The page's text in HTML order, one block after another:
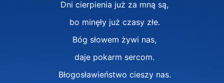
Dni cierpienia już za mną są,
bo minęły już czasy złe.
Bóg słowem żywi nas,
daje pokarm sercom.
Błogosławieństwo cieszy nas.